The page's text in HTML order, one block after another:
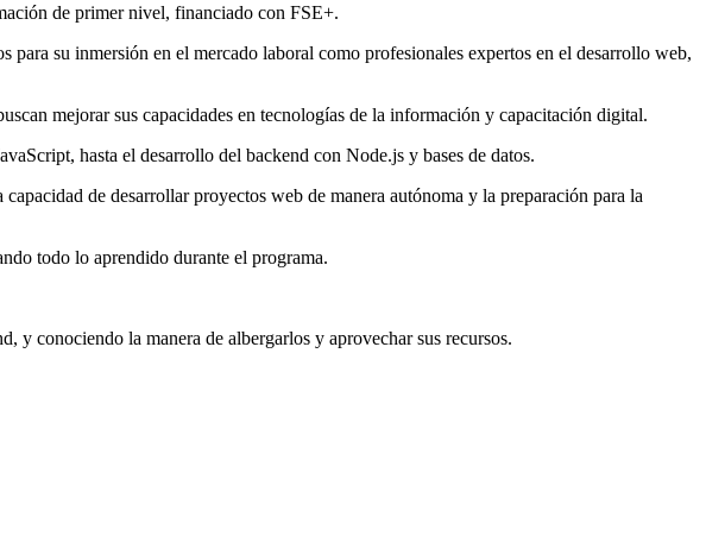
de primer nivel, financiado con FSE+.
su inmersión en el mercado laboral como profesionales expertos en el desarrollo web,
mejorar sus capacidades en tecnologías de la información y capacitación digital.
hasta el desarrollo del backend con Node.js y bases de datos.
de desarrollar proyectos web de manera autónoma y la preparación para la
todo lo aprendido durante el programa.
y conociendo la manera de albergarlos y aprovechar sus recursos.